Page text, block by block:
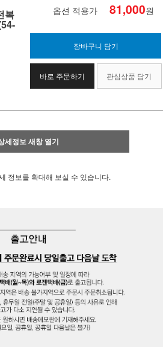
복 옵션 적용가 81,000원
장바구니 담기
바로 주문하기 관심상품 담기
세정보 새창 열기
정보를 확대해 보실 수 있습니다.